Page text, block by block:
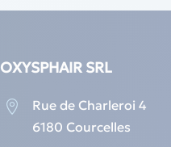
OXYSPHAIR SRL

Rue de Charleroi 4
6180 Courcelles